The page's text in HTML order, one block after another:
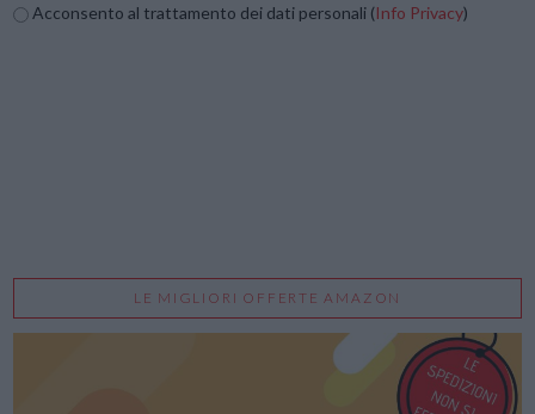
Acconsento al trattamento dei dati personali (Info Privacy)
LE MIGLIORI OFFERTE AMAZON